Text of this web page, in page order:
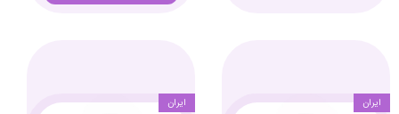
ایران ایران